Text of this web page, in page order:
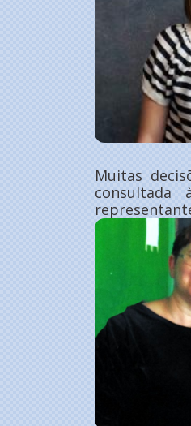
Muitas
consultada